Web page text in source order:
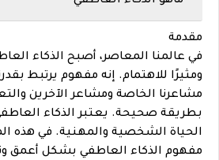
مقدمة
في عالمنا المعاصر، أصبح الذكاء
ومثيرًا للاهتمام. إنه مفهوم يرتبط
مشاعرنا الخاصة ومشاعر الآخرين
بطريقة صحيحة. يعتبر الذكاء
الحياة الشخصية والمهنية. في هذه
مفهوم الذكاء العاطفي بشكل أعمق